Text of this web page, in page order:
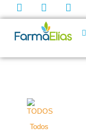
Todos